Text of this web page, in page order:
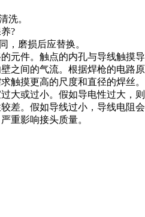
洗。
?
，磨损后应替换。
元件。触点的内孔与导线触摸导
之间的气流。根据焊枪的电路原
触摸更高的尺度和直径的焊丝。
大或过小。假如导电性过大，则
差。假如导线过小，导线电阻会
重影响接头质量。